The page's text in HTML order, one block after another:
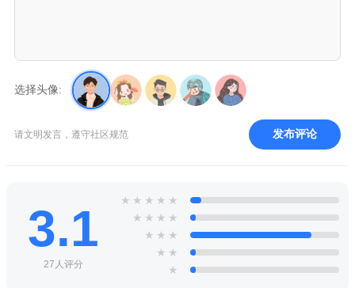
选择头像:
请文明发言，遵守社区规范 发布评论
3.1
27人评分
★ ★ ★ ★ ★
★ ★ ★ ★
★ ★ ★
★ ★
★